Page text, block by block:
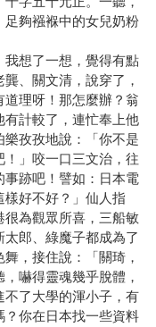
足夠襁褓中的女兒奶粉
我想了一想，覺得有點
、關文清，說穿了，
理呀！那怎麼辦？翁
計較了，連忙奉上他
孜孜地說：「你不是
」咬一口三文治，往
跡吧！譬如：日本電
好不好？」仙人指
很為觀眾所喜，三船敏
郎、綠魔子都成為了
，接住說：「關琦，
嚇得靈魂幾乎脫體，
了大學的渾小子，有
你在日本找一些資料